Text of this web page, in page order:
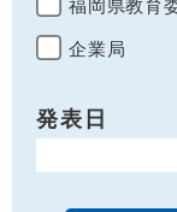
福岡県教育
企業局
発表日
開始日